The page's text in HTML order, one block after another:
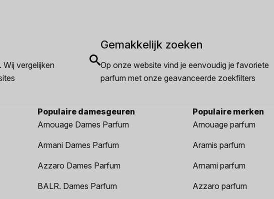
Wij vergelijken
Gemakkelijk zoeken
Op onze website vind je eenvoudig je favoriete
parfum met onze geavanceerde zoekfilters
Populaire damesgeuren
Amouage Dames Parfum
Armani Dames Parfum
Azzaro Dames Parfum
BALR. Dames Parfum
Populaire merken
Amouage parfum
Aramis parfum
Arnami parfum
Azzaro parfum